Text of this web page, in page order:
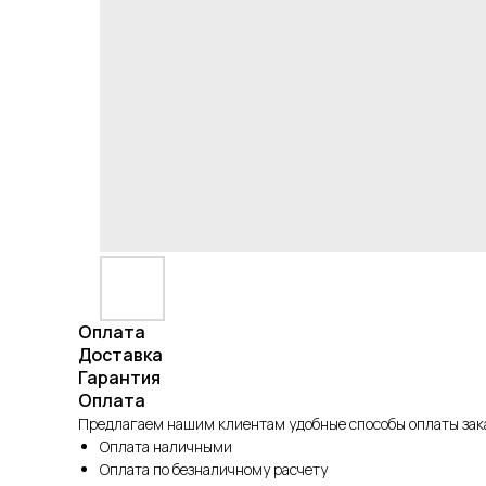
Оплата
Доставка
Гарантия
Оплата
Предлагаем нашим клиентам удобные способы оплаты
Оплата наличными
Оплата по безналичному расчету